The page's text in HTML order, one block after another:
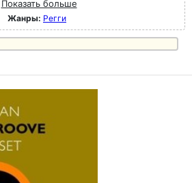
Показать больше
Жанры: Регги